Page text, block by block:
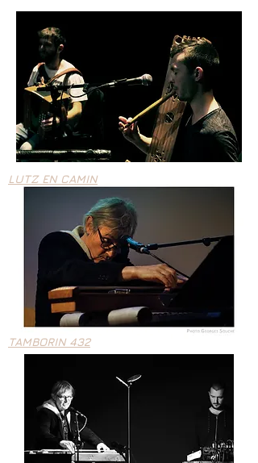
TAMBORIN 432
LUTZ EN CAMIN